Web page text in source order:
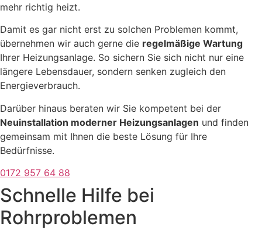
mehr richtig heizt.
Damit es gar nicht erst zu solchen Problemen kommt,
übernehmen wir auch gerne die regelmäßige Wartung
Ihrer Heizungsanlage. So sichern Sie sich nicht nur eine
längere Lebensdauer, sondern senken zugleich den
Energieverbrauch.
Darüber hinaus beraten wir Sie kompetent bei der
Neuinstallation moderner Heizungsanlagen und finden
gemeinsam mit Ihnen die beste Lösung für Ihre
Bedürfnisse.
0172 957 64 88
Schnelle Hilfe bei
Rohrproblemen